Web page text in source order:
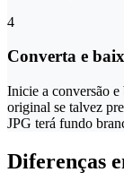
4
Converta e
Inicie a conversão
original se talvez
JPG terá fundo
Diferenças